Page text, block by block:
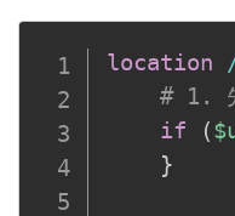
location
# 1.
if
(
}